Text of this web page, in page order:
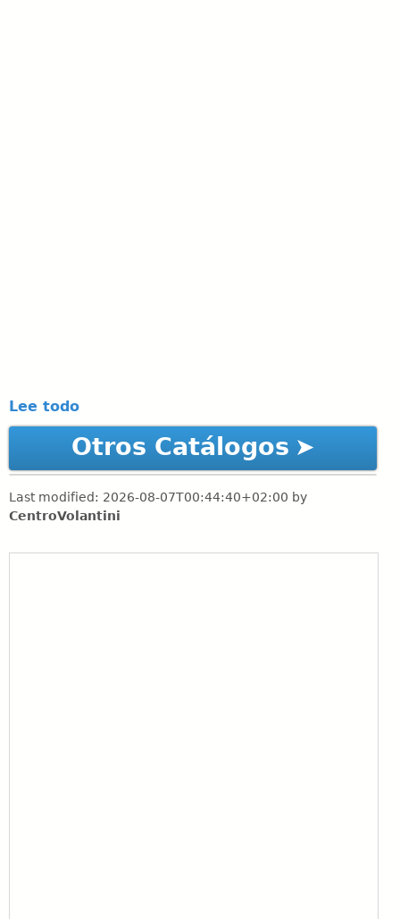
Lee todo
Otros Catálogos
Last modified: 2026-08-07T00:44:40+02:00 by
CentroVolantini